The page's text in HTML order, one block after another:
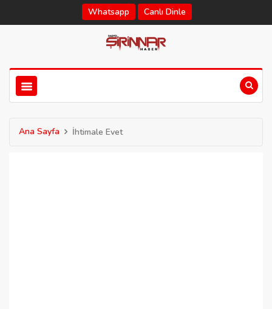
Whatsapp Canlı Dinle
Ana Sayfa İhtimale Evet